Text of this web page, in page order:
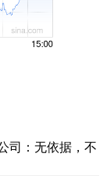
司：无依据，不